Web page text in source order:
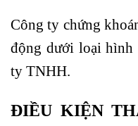
Công ty chứng
động dưới loại hình
ty TNHH.
ĐIỀU KIỆN